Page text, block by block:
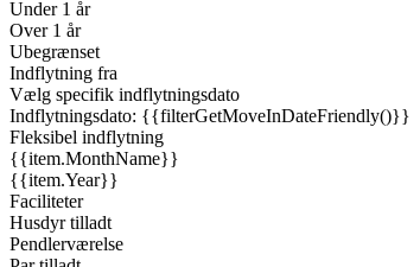
Under 1 år
Over 1 år
Ubegrænset
Indflytning fra
Vælg specifik indflytningsdato
Indflytningsdato: {{filterGetMoveInDateFriendly()}}
Fleksibel indflytning
{{item.MonthName}}
{{item.Year}}
Faciliteter
Husdyr tilladt
Pendlerværelse